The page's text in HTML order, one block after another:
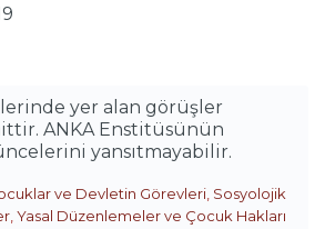
yer alan görüşler
ANKA Enstitüsünün
yansıtmayabilir.
ve Devletin Görevleri, Sosyolojik
,Yasal Düzenlemeler ve Çocuk Hakları